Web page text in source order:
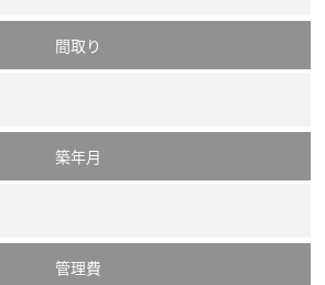
間取り
築年月
管理費